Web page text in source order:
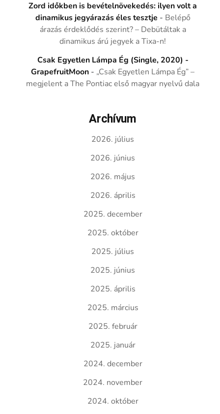
Zord időkben is bevételnövekedés: ilyen volt a
dinamikus jegyárazás éles tesztje - Belépő
árazás érdeklődés szerint? – Debütáltak a
dinamikus árú jegyek a Tixa-n!
Csak Egyetlen Lámpa Ég (Single, 2020) -
GrapefruitMoon - „Csak Egyetlen Lámpa Ég” –
megjelent a The Pontiac első magyar nyelvű dala
Archívum
2026. július
2026. június
2026. május
2026. április
2025. december
2025. október
2025. július
2025. június
2025. április
2025. március
2025. február
2025. január
2024. december
2024. november
2024. október